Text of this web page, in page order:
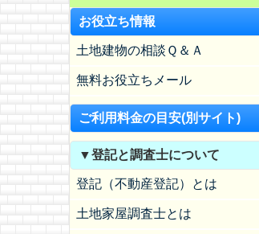
お役立ち情報
土地建物の相談Ｑ＆Ａ
無料お役立ちメール
ご利用料金の目安(別サイト)
▼登記と調査士について
登記（不動産登記）とは
土地家屋調査士とは